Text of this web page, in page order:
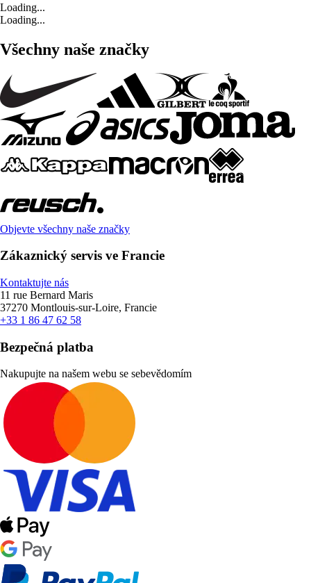
Loading...
Loading...
Všechny naše značky
Objevte všechny naše značky
Zákaznický servis ve Francie
Kontaktujte nás
11 rue Bernard Maris
37270 Montlouis-sur-Loire, Francie
+33 1 86 47 62 58
Bezpečná platba
Nakupujte na našem webu se sebevědomím